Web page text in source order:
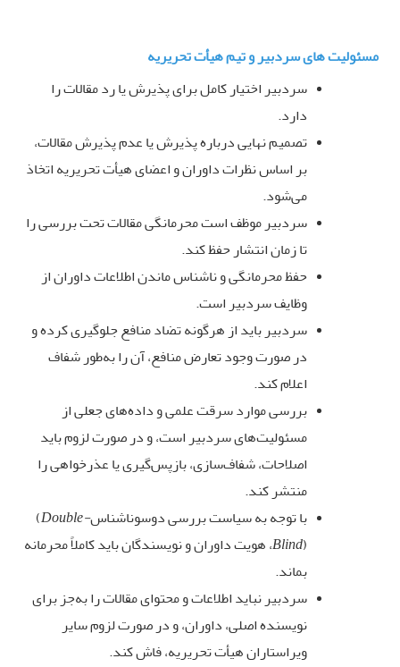
مسئولیت های سردبیر و تیم هیأت تحریریه
سردبیر اختیار کامل برای پذیرش یا رد مقالات را
دارد.
تصمیم نهایی درباره پذیرش یا عدم پذیرش مقالات،
بر اساس نظرات داوران و اعضای هیأت تحریریه اتخاذ
می‌شود.
سردبیر موظف است محرمانگی مقالات تحت بررسی را
تا زمان انتشار حفظ کند.
حفظ محرمانگی و ناشناس ماندن اطلاعات داوران از
وظایف سردبیر است.
سردبیر باید از هرگونه تضاد منافع جلوگیری کرده و
در صورت وجود تعارض منافع، آن را به‌طور شفاف
اعلام کند.
بررسی موارد سرقت علمی و داده‌های جعلی از
مسئولیت‌های سردبیر است، و در صورت لزوم باید
اصلاحات، شفاف‌سازی، بازپس‌گیری یا عذرخواهی را
منتشر کند.
با توجه به سیاست بررسی دو‌سو‌ناشناس
(Double-
Blind)
، هویت داوران و نویسندگان باید کاملاً محرمانه
بماند.
سردبیر نباید اطلاعات و محتوای مقالات را به‌جز برای
نویسنده اصلی، داوران، و در صورت لزوم سایر
ویراستاران هیأت تحریریه، فاش کند.